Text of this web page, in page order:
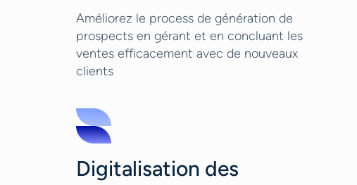
Améliorez le process de génération de
prospects en gérant et en concluant les
ventes efficacement avec de nouveaux
clients
Digitalisation des